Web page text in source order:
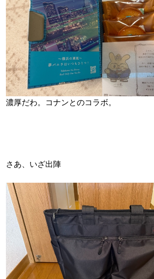
濃厚だわ。コナンとのコラボ。
さあ、いざ出陣